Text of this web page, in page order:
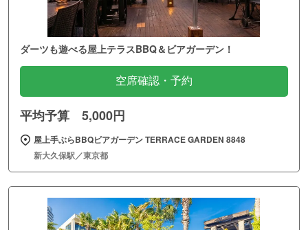
ダーツも遊べる屋上テラスBBQ＆ビアガーデン！
空席確認・予約
平均予算 5,000円
屋上手ぶらBBQビアガーデン TERRACE GARDEN 8848
新大久保駅／東京都